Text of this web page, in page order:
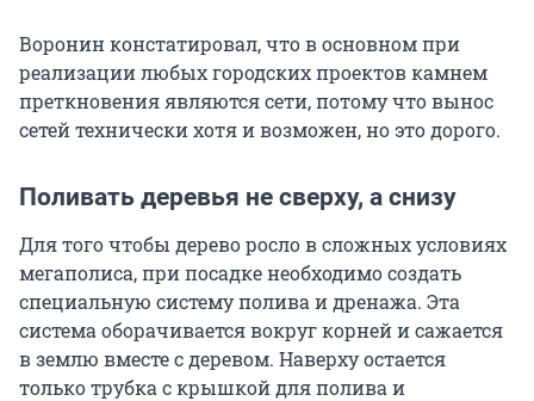
Воронин констатировал, что в основном при
реализации любых городских проектов камнем
преткновения являются сети, потому что вынос
сетей технически хотя и возможен, но это дорого.
Поливать деревья не сверху, а снизу
Для того чтобы дерево росло в сложных условиях
мегаполиса, при посадке необходимо создать
специальную систему полива и дренажа. Эта
система оборачивается вокруг корней и сажается
в землю вместе с деревом. Наверху остается
только трубка с крышкой для полива и